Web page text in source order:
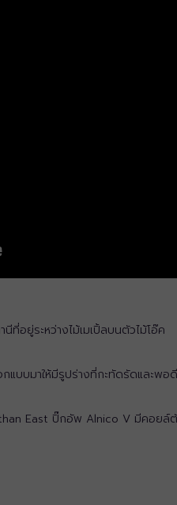
ที่อยู่ระหว่างไม้เมเปิ้ลบนตัวไม้โอ๊ค
แบบมาให้มีรูปร่างที่กะทัดรัดและพ
East ปิ๊กอัพ Alnico V มีคอยล์